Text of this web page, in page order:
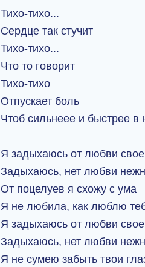
Тихо-тихо...
Сердце так стучит
Тихо-тихо...
Что то говорит
Тихо-тихо
Отпускает боль
Чтоб сильнеее и быстрее в
Я задыхаюсь от любви
Задыхаюсь, нет любви
От поцелуев я схожу с ума
Я не любила, как люблю
Я задыхаюсь от любви
Задыхаюсь, нет любви
Я не сумею забыть твои